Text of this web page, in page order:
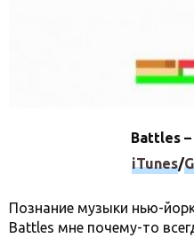
Battles –
iTunes/
Познание музыки нью-
Battles мне почему-то